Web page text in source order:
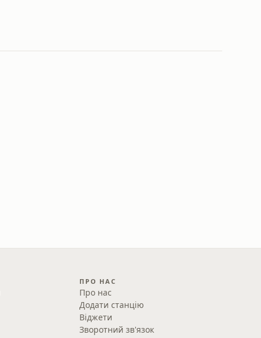
ПРО НАС
Про нас
Додати станцію
Віджети
Зворотний зв'язок